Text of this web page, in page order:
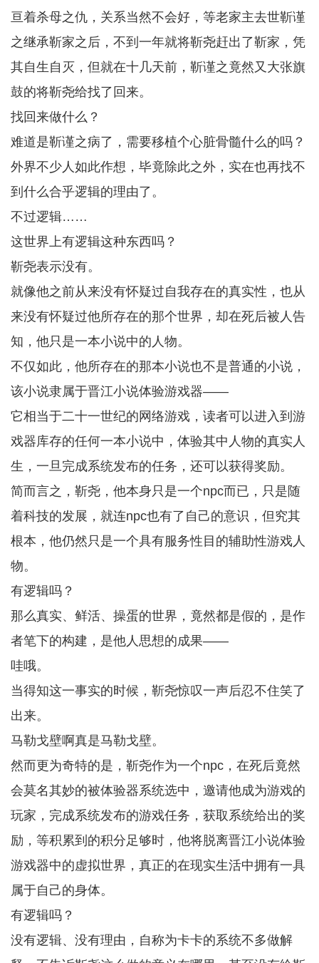
亘着杀母之仇，关系当然不会好，等老家主去世靳谨
之继承靳家之后，不到一年就将靳尧赶出了靳家，凭
其自生自灭，但就在十几天前，靳谨之竟然又大张旗
鼓的将靳尧给找了回来。
找回来做什么？
难道是靳谨之病了，需要移植个心脏骨髓什么的吗？
外界不少人如此作想，毕竟除此之外，实在也再找不
到什么合乎逻辑的理由了。
不过逻辑……
这世界上有逻辑这种东西吗？
靳尧表示没有。
就像他之前从来没有怀疑过自我存在的真实性，也从
来没有怀疑过他所存在的那个世界，却在死后被人告
知，他只是一本小说中的人物。
不仅如此，他所存在的那本小说也不是普通的小说，
该小说隶属于晋江小说体验游戏器——
它相当于二十一世纪的网络游戏，读者可以进入到游
戏器库存的任何一本小说中，体验其中人物的真实人
生，一旦完成系统发布的任务，还可以获得奖励。
简而言之，靳尧，他本身只是一个npc而已，只是随
着科技的发展，就连npc也有了自己的意识，但究其
根本，他仍然只是一个具有服务性目的辅助性游戏人
物。
有逻辑吗？
那么真实、鲜活、操蛋的世界，竟然都是假的，是作
者笔下的构建，是他人思想的成果——
哇哦。
当得知这一事实的时候，靳尧惊叹一声后忍不住笑了
出来。
马勒戈壁啊真是马勒戈壁。
然而更为奇特的是，靳尧作为一个npc，在死后竟然
会莫名其妙的被体验器系统选中，邀请他成为游戏的
玩家，完成系统发布的游戏任务，获取系统给出的奖
励，等积累到的积分足够时，他将脱离晋江小说体验
游戏器中的虚拟世界，真正的在现实生活中拥有一具
属于自己的身体。
有逻辑吗？
没有逻辑、没有理由，自称为卡卡的系统不多做解